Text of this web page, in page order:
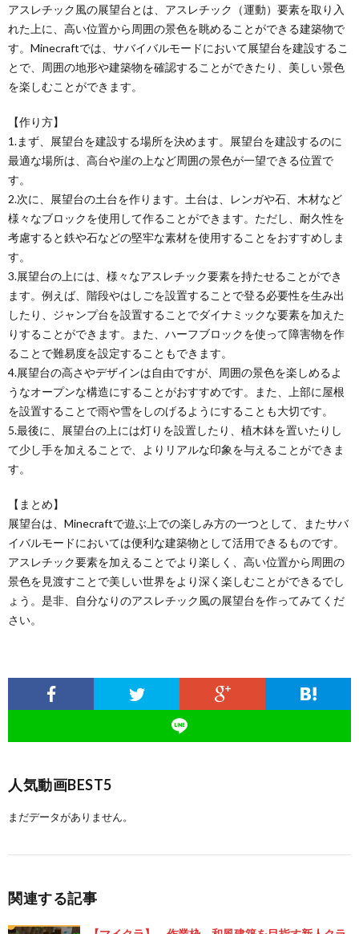
アスレチック風の展望台とは、アスレチック（運動）要素を取り入
れた上に、高い位置から周囲の景色を眺めることができる建築物で
す。Minecraftでは、サバイバルモードにおいて展望台を建設するこ
とで、周囲の地形や建築物を確認することができたり、美しい景色
を楽しむことができます。
【作り方】
1.まず、展望台を建設する場所を決めます。展望台を建設するのに
最適な場所は、高台や崖の上など周囲の景色が一望できる位置で
す。
2.次に、展望台の土台を作ります。土台は、レンガや石、木材など
様々なブロックを使用して作ることができます。ただし、耐久性を
考慮すると鉄や石などの堅牢な素材を使用することをおすすめしま
す。
3.展望台の上には、様々なアスレチック要素を持たせることができ
ます。例えば、階段やはしごを設置することで登る必要性を生み出
したり、ジャンプ台を設置することでダイナミックな要素を加えた
りすることができます。また、ハーフブロックを使って障害物を作
ることで難易度を設定することもできます。
4.展望台の高さやデザインは自由ですが、周囲の景色を楽しめるよ
うなオープンな構造にすることがおすすめです。また、上部に屋根
を設置することで雨や雪をしのげるようにすることも大切です。
5.最後に、展望台の上には灯りを設置したり、植木鉢を置いたりし
て少し手を加えることで、よりリアルな印象を与えることができま
す。
【まとめ】
展望台は、Minecraftで遊ぶ上での楽しみ方の一つとして、またサバ
イバルモードにおいては便利な建築物として活用できるものです。
アスレチック要素を加えることでより楽しく、高い位置から周囲の
景色を見渡すことで美しい世界をより深く楽しむことができるでし
ょう。是非、自分なりのアスレチック風の展望台を作ってみてくだ
さい。
人気動画BEST5
まだデータがありません。
関連する記事